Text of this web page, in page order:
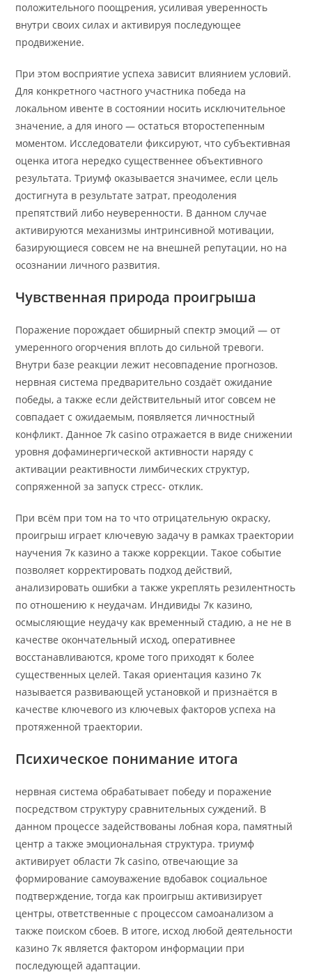
положительного поощрения, усиливая уверенность
внутри своих силах и активируя последующее
продвижение.
При этом восприятие успеха зависит влиянием условий.
Для конкретного частного участника победа на
локальном ивенте в состоянии носить исключительное
значение, а для иного — остаться второстепенным
моментом. Исследователи фиксируют, что субъективная
оценка итога нередко существеннее объективного
результата. Триумф оказывается значимее, если цель
достигнута в результате затрат, преодоления
препятствий либо неуверенности. В данном случае
активируются механизмы интринсивной мотивации,
базирующиеся совсем не на внешней репутации, но на
осознании личного развития.
Чувственная природа проигрыша
Поражение порождает обширный спектр эмоций — от
умеренного огорчения вплоть до сильной тревоги.
Внутри базе реакции лежит несовпадение прогнозов.
нервная система предварительно создаёт ожидание
победы, а также если действительный итог совсем не
совпадает c ожидаемым, появляется личностный
конфликт. Данное 7k casino отражается в виде снижении
уровня дофаминергической активности наряду с
активации реактивности лимбических структур,
сопряженной за запуск стресс- отклик.
При всём при том на то что отрицательную окраску,
проигрыш играет ключевую задачу в рамках траектории
научения 7к казино а также коррекции. Такое событие
позволяет корректировать подход действий,
анализировать ошибки а также укреплять резилентность
по отношению к неудачам. Индивиды 7к казино,
осмысляющие неудачу как временный стадию, а не не в
качестве окончательный исход, оперативнее
восстанавливаются, кроме того приходят к более
существенных целей. Такая ориентация казино 7к
называется развивающей установкой и признаётся в
качестве ключевого из ключевых факторов успеха на
протяженной траектории.
Психическое понимание итога
нервная система обрабатывает победу и поражение
посредством структуру сравнительных суждений. В
данном процессе задействованы лобная кора, памятный
центр а также эмоциональная структура. триумф
активирует области 7k casino, отвечающие за
формирование самоуважение вдобавок социальное
подтверждение, тогда как проигрыш активизирует
центры, ответственные с процессом самоанализом а
также поиском сбоев. В итоге, исход любой деятельности
казино 7к является фактором информации при
последующей адаптации.